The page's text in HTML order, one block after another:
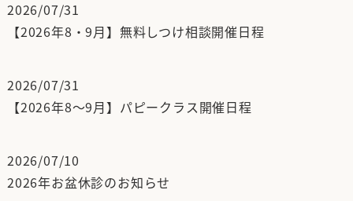
【2026年8・9月】無料しつけ相談開催日程
2026/07/31
【2026年8～9月】パピークラス開催日程
2026/07/31
2026年お盆休診のお知らせ
2026/07/10